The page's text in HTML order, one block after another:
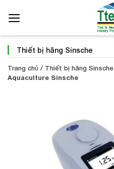
qua
dung
Thiết bị hãng Sinsche
Trang chủ / Thiết bị hãng Sinsche
Aquaculture Sinsche